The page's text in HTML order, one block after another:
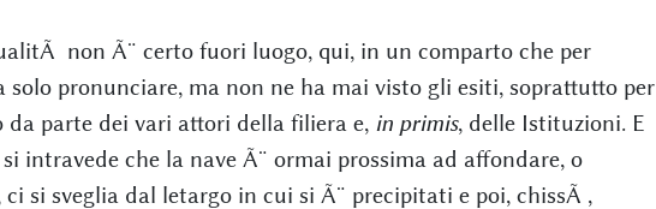
non Ã¨ certo fuori luogo, qui, in un comparto che per
pronunciare, ma non ne ha mai visto gli esiti, soprattutto per
da parte dei vari attori della filiera e, in primis, delle Istituzioni. E
intravede che la nave Ã¨ ormai prossima ad affondare, o
si sveglia dal letargo in cui si Ã¨ precipitati e poi, chissÃ ,